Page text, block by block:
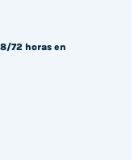
72 horas en